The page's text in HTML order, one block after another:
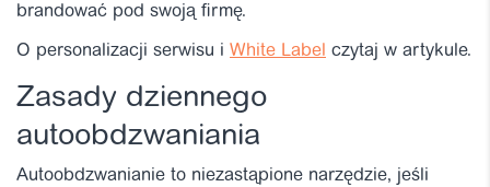
brandować pod swoją firmę.
O personalizacji serwisu i White Label czytaj w artykule.
Zasady dziennego
autoobdzwaniania
Autoobdzwanianie to niezastąpione narzędzie, jeśli